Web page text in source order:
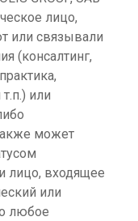
лицо,
или связывали
(консалтинг,
или
может
лицо, входящее
или
любое